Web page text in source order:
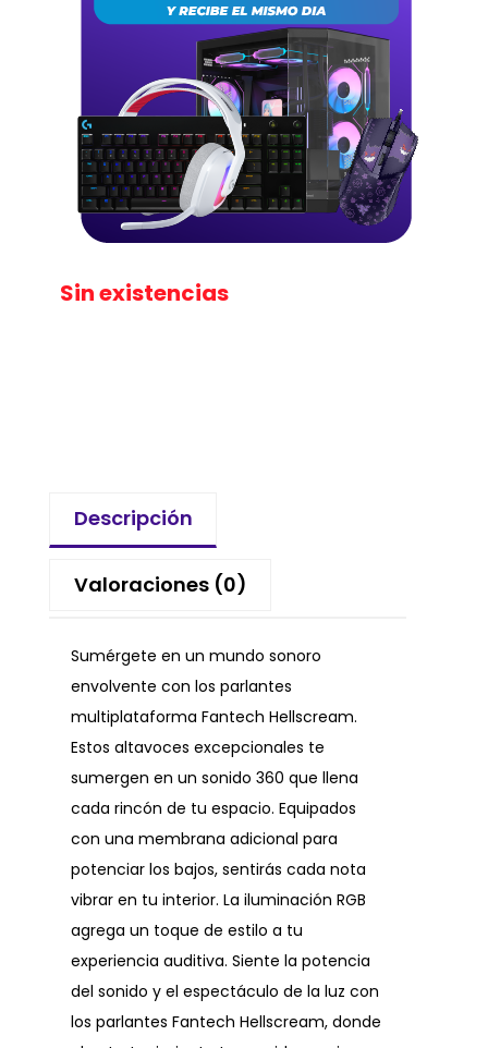
Sin existencias
Descripción
Valoraciones (0)
Sumérgete en un mundo sonoro
envolvente con los parlantes
multiplataforma Fantech Hellscream.
Estos altavoces excepcionales te
sumergen en un sonido 360 que llena
cada rincón de tu espacio. Equipados
con una membrana adicional para
potenciar los bajos, sentirás cada nota
vibrar en tu interior. La iluminación RGB
agrega un toque de estilo a tu
experiencia auditiva. Siente la potencia
del sonido y el espectáculo de la luz con
los parlantes Fantech Hellscream, donde